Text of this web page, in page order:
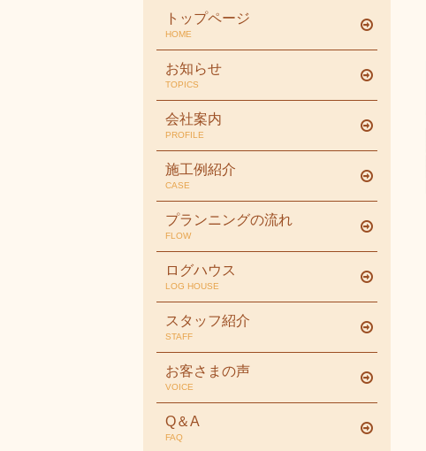
トップページ
HOME
お知らせ
TOPICS
会社案内
PROFILE
施工例紹介
CASE
プランニングの流れ
FLOW
ログハウス
LOG HOUSE
スタッフ紹介
STAFF
お客さまの声
VOICE
Q＆A
FAQ